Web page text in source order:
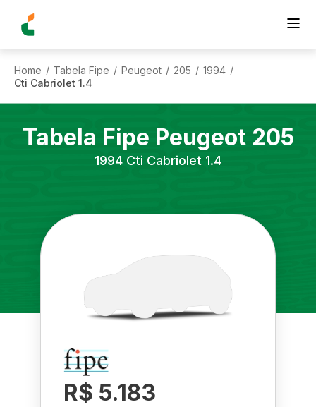
Home / Tabela Fipe / Peugeot / 205 / 1994 /
Cti Cabriolet 1.4
Tabela Fipe Peugeot 205
1994 Cti Cabriolet 1.4
R$ 5.183